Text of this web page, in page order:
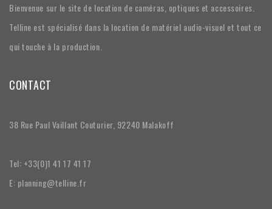
Bienvenue sur le site de location de caméras, optiques et accessoires.
Telline est spécialisé dans la location de matériel audio-visuel et tout ce
qui touche à la production.
CONTACT
38 Rue Paul Vaillant Couturier, 92240 Malakoff
Tel: +33(0)1 41 17 41 17
E: planning@telline.fr